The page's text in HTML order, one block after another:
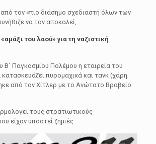
τον «πιο διάσηµο σχεδιαστή όλων των
να τον αποκαλεί,
του λαού» για τη ναζιστική
Β´ Παγκοσµίου Πολέµου η εταιρεία του
πυροµαχικά και τανκ (χάρη
από τον Χίτλερ µε το Ανώτατο Βραβείο
τους στρατιωτικούς
είχαν υποστεί ζηµιές.